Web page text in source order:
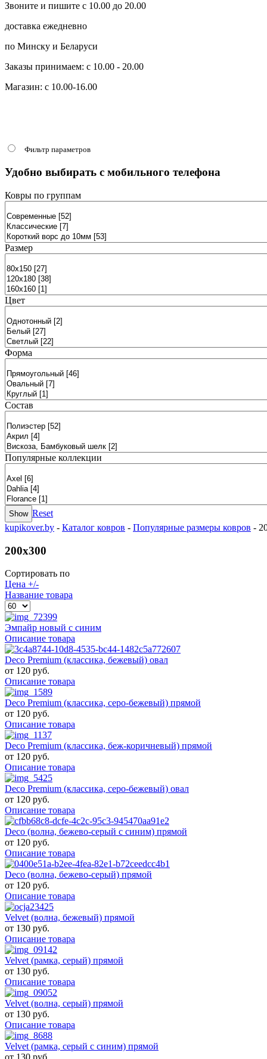
Звоните и пишите с 10.00 до 20.00
доставка ежедневно
по Минску и Беларуси
Заказы принимаем: с 10.00 - 20.00
Магазин: с 10.00-16.00
Фильтр параметров
Удобно выбирать с мобильного телефона
Ковры по группам
Размер
Цвет
Форма
Состав
Популярные коллекции
Reset
kupikover.by - Каталог ковров - Популярные размеры ковров -
200x300
Сортировать по
Цена +/-
Название товара
Эмпайр новый с синим
Описание товара
Deco Premium (классика, бежевый) овал
от 120 руб.
Описание товара
Deco Premium (классика, серо-бежевый) прямой
от 120 руб.
Описание товара
Deco Premium (классика, беж-коричневый) прямой
от 120 руб.
Описание товара
Deco Premium (классика, серо-бежевый) овал
от 120 руб.
Описание товара
Deco (волна, бежево-серый с синим) прямой
от 120 руб.
Описание товара
Deco (волна, бежево-серый) прямой
от 120 руб.
Описание товара
Velvet (волна, бежевый) прямой
от 130 руб.
Описание товара
Velvet (рамка, серый) прямой
от 130 руб.
Описание товара
Velvet (волна, серый) прямой
от 130 руб.
Описание товара
Velvet (рамка, серый с синим) прямой